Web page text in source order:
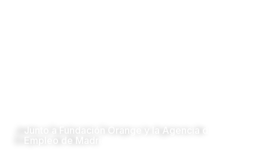
Junto a Fundación Orange y la Agencia de
Empleo de Madrid